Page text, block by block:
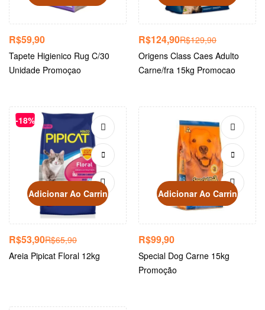
R$59,90
Tapete Higienico Rug C/30
Unidade Promoçao
R$129,90
R$124,90
Origens Class Caes Adulto
Carne/fra 15kg Promocao
-18%
Adicionar Ao Carrinho
R$65,90
R$53,90
Areia Pipicat Floral 12kg
Adicionar Ao Carrinho
R$99,90
Special Dog Carne 15kg
Promoção